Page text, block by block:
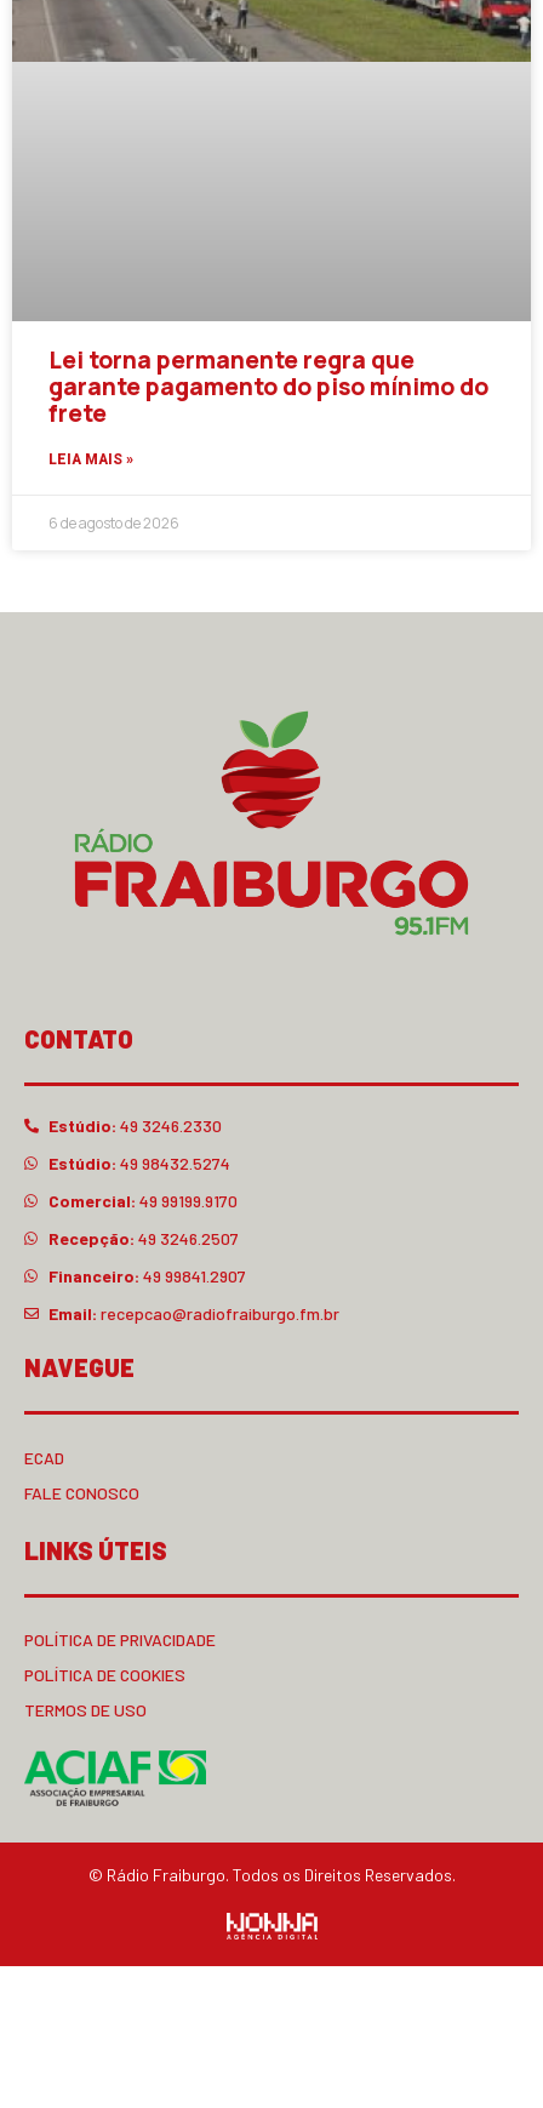
Lei torna permanente regra que
garante pagamento do piso mínimo do
frete
LEIA MAIS »
6 de agosto de 2026
CONTATO
Estúdio: 49 3246.2330
Estúdio: 49 98432.5274
Comercial: 49 99199.9170
Recepção: 49 3246.2507
Financeiro: 49 99841.2907
Email: recepcao@radiofraiburgo.fm.br
NAVEGUE
ECAD
FALE CONOSCO
LINKS ÚTEIS
POLÍTICA DE PRIVACIDADE
POLÍTICA DE COOKIES
TERMOS DE USO
© Rádio Fraiburgo. Todos os Direitos Reservados.